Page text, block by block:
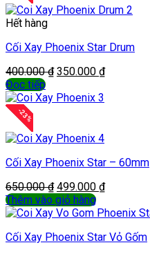
Hết hàng
Cối Xay Phoenix Star Drum
400.000₫ 350.000 ₫
Đọc tiếp
-
23
%
Cối Xay Phoenix Star – 60mm
650.000₫ 499.000 ₫
Thêm vào giỏ hàng
Cối Xay Phoenix Star Vỏ Gốm